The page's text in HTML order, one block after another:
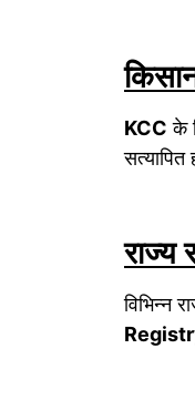
KCC के
सत्यापित
राज्य
विभिन्न